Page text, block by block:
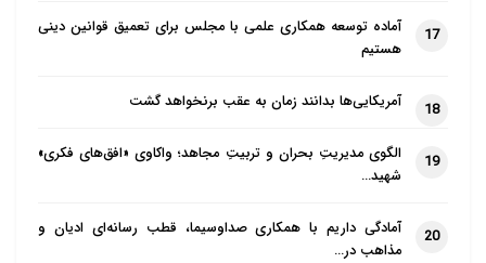
17
آماده توسعه همکاری علمی با مجلس برای تعمیق قوانین دینی
هستیم
18 آمریکایی‌ها بدانند زمان به عقب برنخواهد گشت
19
الگوی مدیریتِ بحران و تربیتِ مجاهد؛ واکاوی «افق‌های فکری»
شهید…
20
آمادگی داریم با همکاری صداوسیما، قطب رسانه‌ای ادیان و
مذاهب در…